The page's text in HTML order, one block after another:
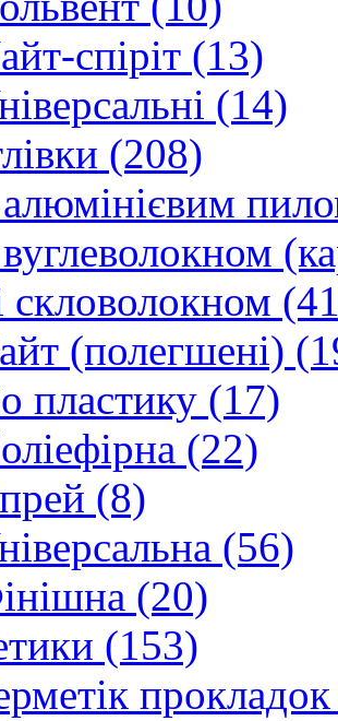
спіріт (13)
(14)
(208)
скловолокном
(полегшені)
пластику (17)
(22)
(8)
(56)
(20)
(153)